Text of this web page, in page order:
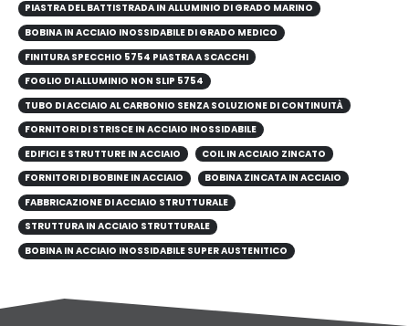
PIASTRA DEL BATTISTRADA IN ALLUMINIO DI GRADO MARINO
BOBINA IN ACCIAIO INOSSIDABILE DI GRADO MEDICO
FINITURA SPECCHIO 5754 PIASTRA A SCACCHI
FOGLIO DI ALLUMINIO NON SLIP 5754
TUBO DI ACCIAIO AL CARBONIO SENZA SOLUZIONE DI CONTINUITÀ
FORNITORI DI STRISCE IN ACCIAIO INOSSIDABILE
EDIFICI E STRUTTURE IN ACCIAIO
COIL IN ACCIAIO ZINCATO
FORNITORI DI BOBINE IN ACCIAIO
BOBINA ZINCATA IN ACCIAIO
FABBRICAZIONE DI ACCIAIO STRUTTURALE
STRUTTURA IN ACCIAIO STRUTTURALE
BOBINA IN ACCIAIO INOSSIDABILE SUPER AUSTENITICO